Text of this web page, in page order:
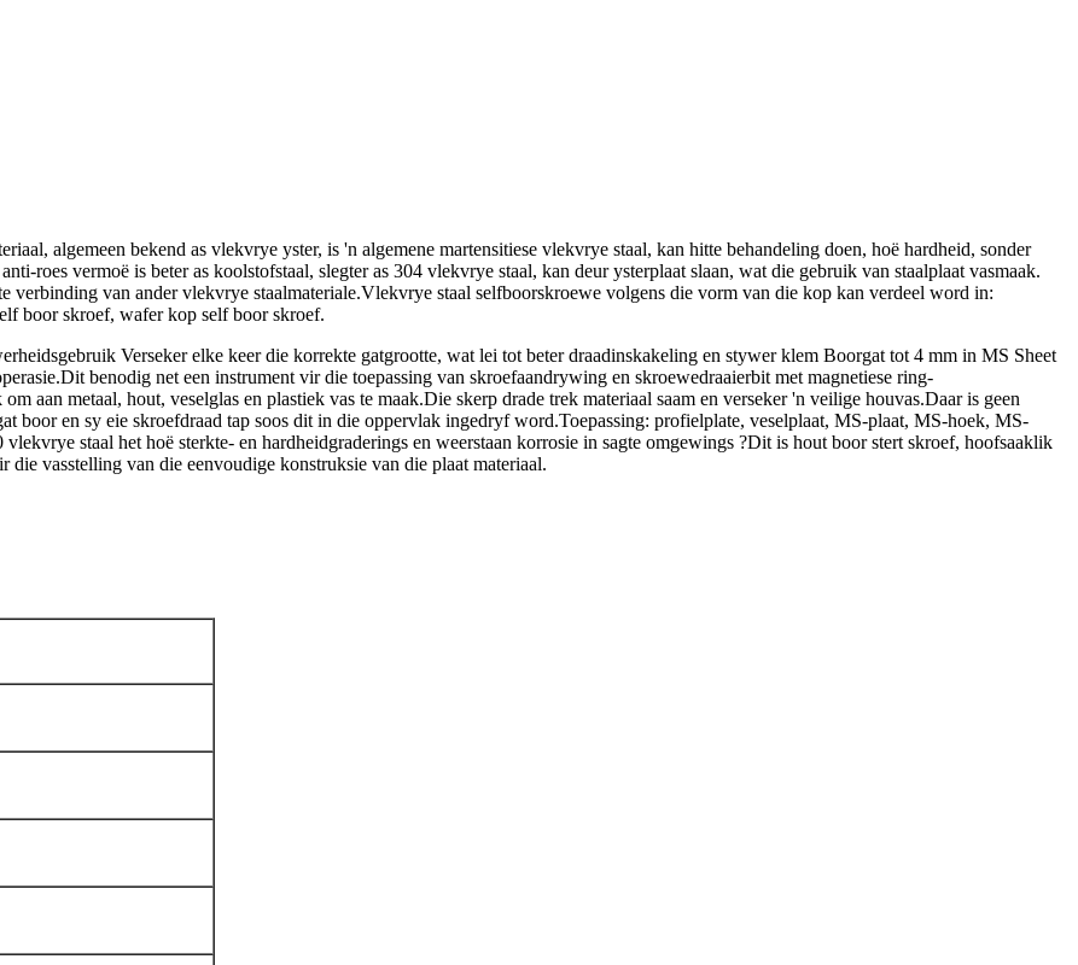
algemeen bekend as vlekvrye yster, is 'n algemene martensitiese vlekvrye staal, kan hitte behandeling doen, hoë hardheid, sonder
roes vermoë is beter as koolstofstaal, slegter as 304 vlekvrye staal, kan deur ysterplaat slaan, wat die gebruik van staalplaat vasmaak.
verbinding van ander vlekvrye staalmateriale.Vlekvrye staal selfboorskroewe volgens die vorm van die kop kan verdeel word in:
boor skroef, wafer kop self boor skroef.
Verseker elke keer die korrekte gatgrootte, wat lei tot beter draadinskakeling en stywer klem Boorgat tot 4 mm in MS Sheet
benodig net een instrument vir die toepassing van skroefaandrywing en skroewedraaierbit met magnetiese ring-
aan metaal, hout, veselglas en plastiek vas te maak.Die skerp drade trek materiaal saam en verseker 'n veilige houvas.Daar is geen
boor en sy eie skroefdraad tap soos dit in die oppervlak ingedryf word.Toepassing: profielplate, veselplaat, MS-plaat, MS-hoek, MS-
staal het hoë sterkte- en hardheidgraderings en weerstaan ​​korrosie in sagte omgewings ?Dit is hout boor stert skroef, hoofsaaklik
vasstelling van die eenvoudige konstruksie van die plaat materiaal.